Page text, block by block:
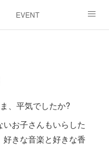
EVENT
、平気でしたか?
お子さんもいらした
きな音楽と好きな香